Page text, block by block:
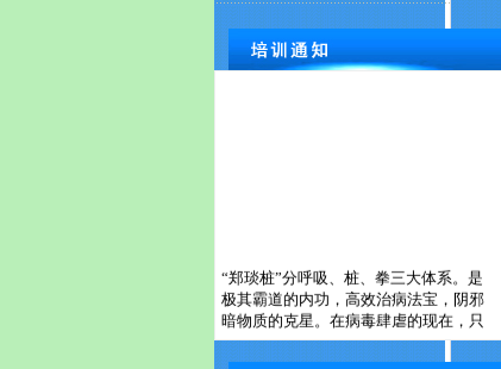
“郑琰桩”分呼吸、桩、拳三大体系。是
极其霸道的内功，高效治病法宝，阴邪
暗物质的克星。在病毒肆虐的现在，只
有提升自身能量才能克制阴邪毒素，为
家庭和孩子保驾护航，免受病痛之苦！